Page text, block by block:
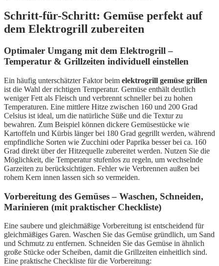
Schritt-für-Schritt: Gemüse perfekt auf
dem Elektrogrill zubereiten
Optimaler Umgang mit dem Elektrogrill –
Temperatur & Grillzeiten individuell einstellen
Ein häufig unterschätzter Faktor beim elektrogrill gemüse grillen
ist die Wahl der richtigen Temperatur. Gemüse enthält deutlich
weniger Fett als Fleisch und verbrennt schneller bei zu hohen
Temperaturen. Eine mittlere Hitze zwischen 160 und 200 Grad
Celsius ist ideal, um die natürliche Süße und die Textur zu
bewahren. Zum Beispiel können dickere Gemüsestücke wie
Kartoffeln und Kürbis länger bei 180 Grad gegrillt werden, während
empfindliche Sorten wie Zucchini oder Paprika besser bei ca. 160
Grad direkt über der Hitzequelle zubereitet werden. Nutzen Sie die
Möglichkeit, die Temperatur stufenlos zu regeln, um wechselnde
Garzeiten zu berücksichtigen. Fehler wie Verbrennen außen bei
rohem Kern innen lassen sich so vermeiden.
Vorbereitung des Gemüses – Waschen, Schneiden,
Marinieren (mit praktischer Checkliste)
Eine saubere und gleichmäßige Vorbereitung ist entscheidend für
gleichmäßiges Garen. Waschen Sie das Gemüse gründlich, um Sand
und Schmutz zu entfernen. Schneiden Sie das Gemüse in ähnlich
große Stücke oder Scheiben, damit die Grillzeiten einheitlich sind.
Eine praktische Checkliste für die Vorbereitung: